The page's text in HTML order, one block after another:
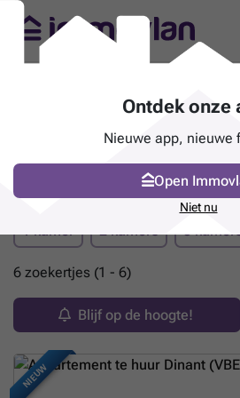
Pand te huur - Dinant
1 kamer 2 kamers 3
6 zoekertjes (1 - 6)
Blijf op de hoogte!
NIEUW
Ontdek onze
Nieuwe app, nieuwe
Open
Niet nu